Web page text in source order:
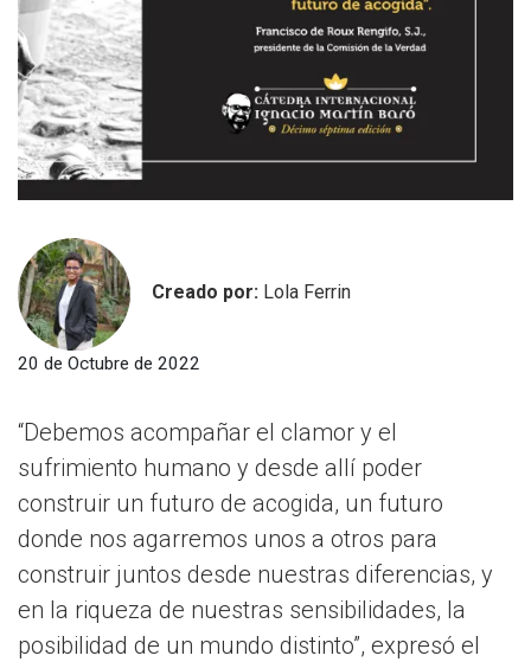
Creado por: Lola Ferrin
20 de Octubre de 2022
“Debemos acompañar el clamor y el
sufrimiento humano y desde allí poder
construir un futuro de acogida, un futuro
donde nos agarremos unos a otros para
construir juntos desde nuestras diferencias, y
en la riqueza de nuestras sensibilidades, la
posibilidad de un mundo distinto”, expresó el